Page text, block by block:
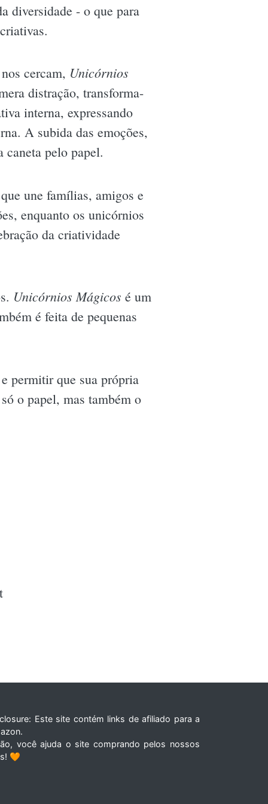
diversidade - o que para
cercam, Unicórnios
distração, transforma-
interna, expressando
A subida das emoções,
caneta pelo papel.
une famílias, amigos e
enquanto os unicórnios
da criatividade
Unicórnios Mágicos é um
é feita de pequenas
permitir que sua própria
o papel, mas também o
Este site contém links de afiliado para a
você ajuda o site comprando pelos nossos
🧡